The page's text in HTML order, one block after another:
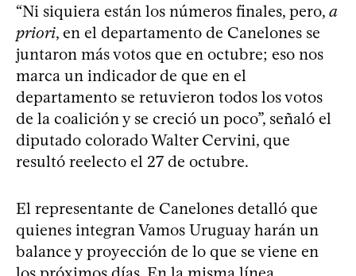
“Ni siquiera están los números finales, pero, a
priori, en el departamento de Canelones se
juntaron más votos que en octubre; eso nos
marca un indicador de que en el
departamento se retuvieron todos los votos
de la coalición y se creció un poco”, señaló el
diputado colorado Walter Cervini, que
resultó reelecto el 27 de octubre.
El representante de Canelones detalló que
quienes integran Vamos Uruguay harán un
balance y proyección de lo que se viene en